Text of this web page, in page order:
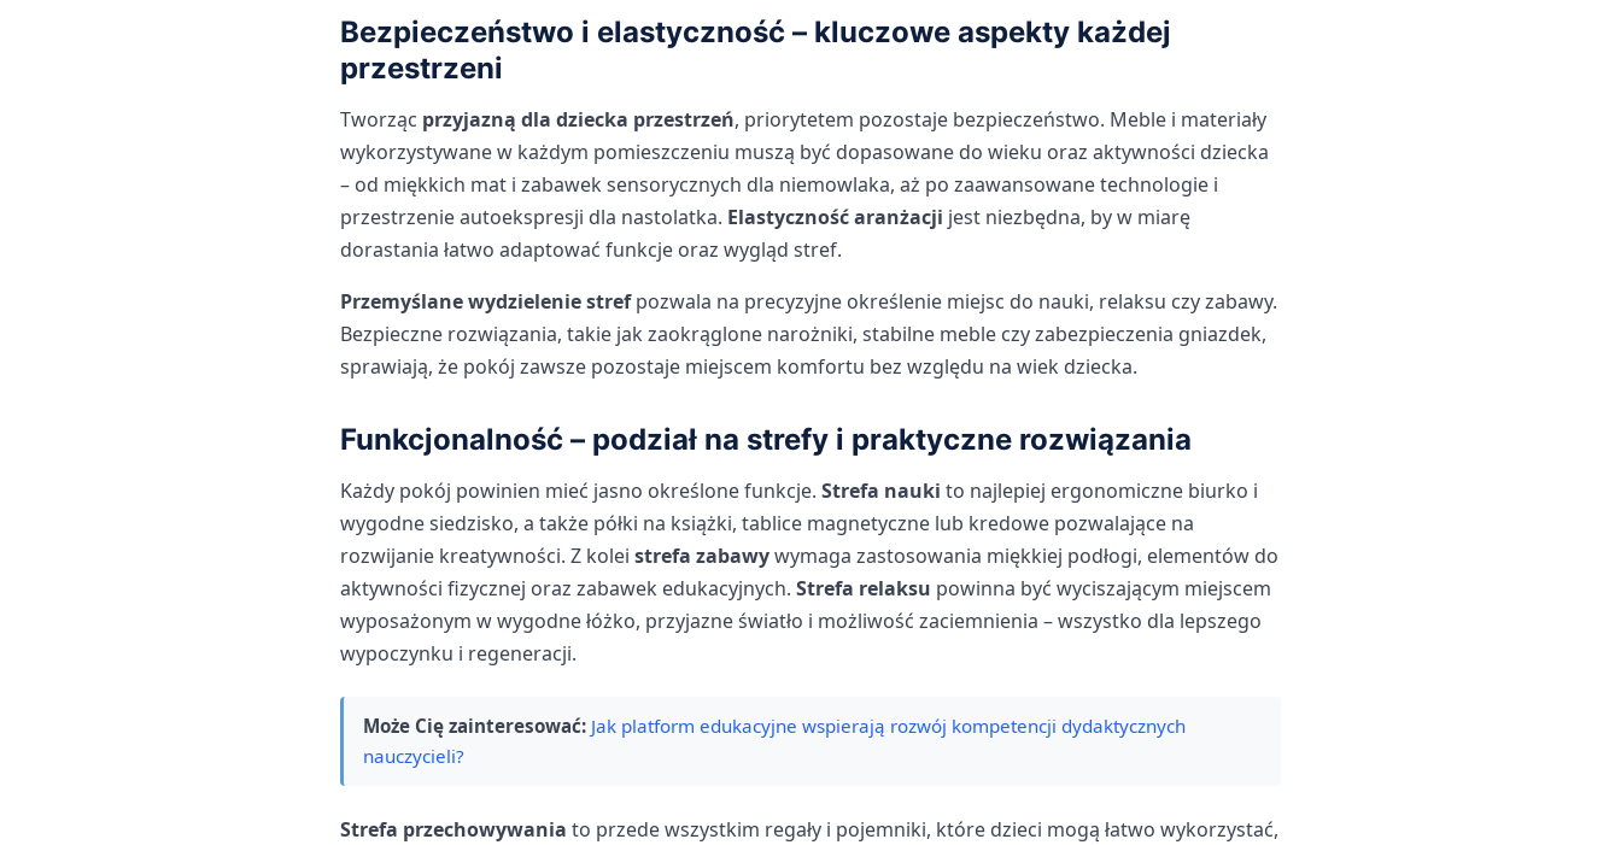
Bezpieczeństwo i elastyczność – kluczowe aspekty każdej
przestrzeni
Tworząc przyjazną dla dziecka przestrzeń, priorytetem pozostaje bezpieczeństwo. Meble i materiały
wykorzystywane w każdym pomieszczeniu muszą być dopasowane do wieku oraz aktywności dziecka
– od miękkich mat i zabawek sensorycznych dla niemowlaka, aż po zaawansowane technologie i
przestrzenie autoekspresji dla nastolatka. Elastyczność aranżacji jest niezbędna, by w miarę
dorastania łatwo adaptować funkcje oraz wygląd stref.
Przemyślane wydzielenie strefpozwala na precyzyjne określenie miejsc do nauki, relaksu czy zabawy.
Bezpieczne rozwiązania, takie jak zaokrąglone narożniki, stabilne meble czy zabezpieczenia gniazdek,
sprawiają, że pokój zawsze pozostaje miejscem komfortu bez względu na wiek dziecka.
Funkcjonalność – podział na strefy i praktyczne rozwiązania
Każdy pokój powinien mieć jasno określone funkcje. Strefa nauki to najlepiej ergonomiczne biurko i
wygodne siedzisko, a także półki na książki, tablice magnetyczne lub kredowe pozwalające na
rozwijanie kreatywności. Z kolei strefa zabawywymaga zastosowania miękkiej podłogi, elementów do
aktywności fizycznej oraz zabawek edukacyjnych. Strefa relaksu powinna być wyciszającym miejscem
wyposażonym w wygodne łóżko, przyjazne światło i możliwość zaciemnienia – wszystko dla lepszego
wypoczynku i regeneracji.
Może Cię zainteresować: Jak platform edukacyjne wspierają rozwój kompetencji dydaktycznych
nauczycieli?
Strefa przechowywania to przede wszystkim regały i pojemniki, które dzieci mogą łatwo wykorzystać,